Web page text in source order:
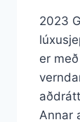
2023
er
Annar